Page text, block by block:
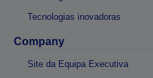
Tecnologias inovadoras
Company
Site da Equipa Executiva